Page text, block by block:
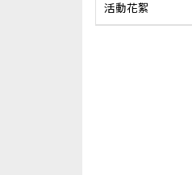
活動花絮